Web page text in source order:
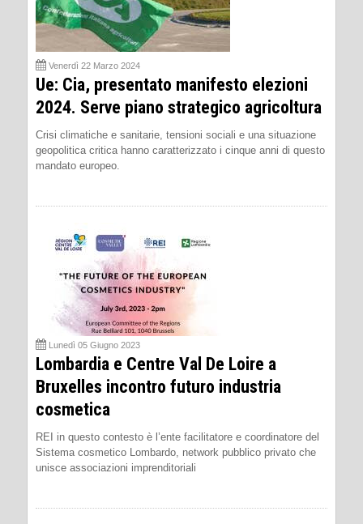
Venerdì 22 Marzo 2024
Ue: Cia, presentato manifesto elezioni
2024. Serve piano strategico agricoltura
Crisi climatiche e sanitarie, tensioni sociali e una situazione
geopolitica critica hanno caratterizzato i cinque anni di questo
mandato europeo.
Lunedì 05 Giugno 2023
Lombardia e Centre Val De Loire a
Bruxelles incontro futuro industria
cosmetica
REI in questo contesto è l’ente facilitatore e coordinatore del
Sistema cosmetico Lombardo, network pubblico privato che
unisce associazioni imprenditoriali